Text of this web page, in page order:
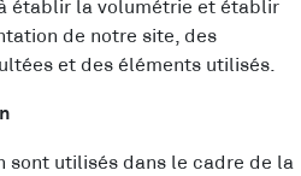
établir la volumétrie et établir
de notre site, des
et des éléments utilisés.
sont utilisés dans le cadre de la